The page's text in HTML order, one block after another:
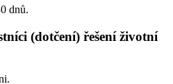
dnů.
(dotčení) řešení životní